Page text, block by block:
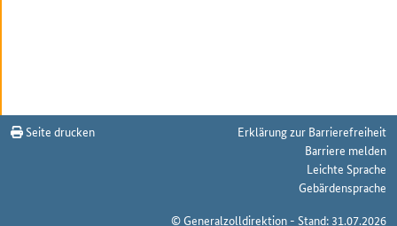
Seite drucken
Erklärung zur Barrierefreiheit
Barriere melden
Leichte Sprache
Gebärdensprache
© Generalzolldirektion - Stand: 31.07.2026